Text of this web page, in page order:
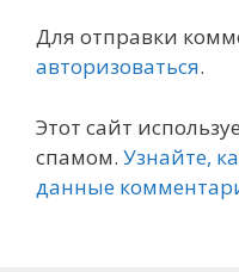
Для отправки
авторизоваться.
Этот сайт
спамом. Узнайте,
данные